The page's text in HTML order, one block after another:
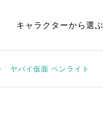
キャラクターから選ぶ
ヤバイ仮面 ペンライト